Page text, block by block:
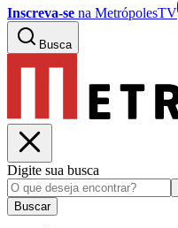
Inscreva-se na MetrópolesTV
Busca
Digite sua busca
Buscar